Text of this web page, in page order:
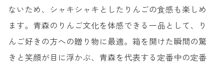
ないため、シャキシャキとしたりんごの食感も楽しめ
ます。青森のりんご文化を体感できる一品として、り
んご好きの方への贈り物に最適。箱を開けた瞬間の驚
きと笑顔が目に浮かぶ、青森を代表する定番中の定番